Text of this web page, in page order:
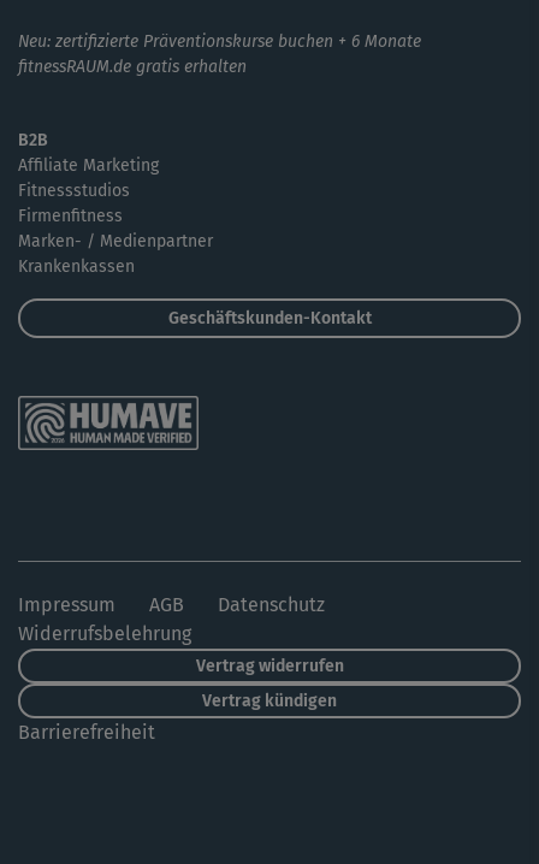
Neu: zertifizierte Präventionskurse buchen + 6 Monate
fitnessRAUM.de gratis erhalten
B2B
Affiliate Marketing
Fitnessstudios
Firmenfitness
Marken- / Medienpartner
Krankenkassen
Geschäftskunden-Kontakt
Impressum AGB
Datenschutz
Widerrufsbelehrung
Vertrag widerrufen
Vertrag kündigen
Barrierefreiheit